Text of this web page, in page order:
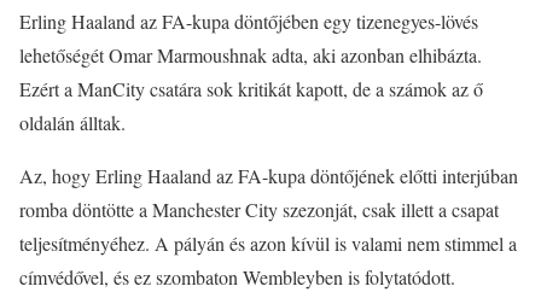
Erling Haaland az FA-kupa döntőjében egy tizenegyes-lövés
lehetőségét Omar Marmoushnak adta, aki azonban elhibázta.
Ezért a ManCity csatára sok kritikát kapott, de a számok az ő
oldalán álltak.
Az, hogy Erling Haaland az FA-kupa döntőjének előtti interjúban
romba döntötte a Manchester City szezonját, csak illett a csapat
teljesítményéhez. A pályán és azon kívül is valami nem stimmel a
címvédővel, és ez szombaton Wembleyben is folytatódott.